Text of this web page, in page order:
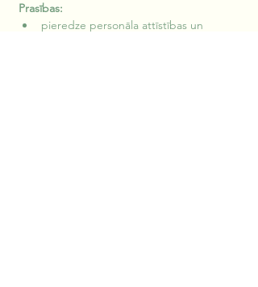
Prasības:
pieredze personāla attīstības un